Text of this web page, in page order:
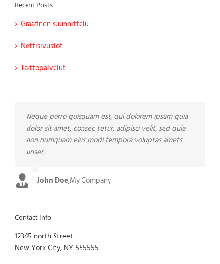
Recent Posts
Graafinen suunnittelu
Nettisivustot
Taittopalvelut
Neque porro quisquam est, qui dolorem ipsum quia
dolor sit amet, consec tetur, adipisci velit, sed quia
non numquam eius modi tempora voluptas amets
unser.
John Doe,My Company
Aliquam erat volutpat. Quisque at est id ligula facilisis
laoreet eget pulvinar nibh. Suspendisse at ultrices
dui. Curabitur ac felis arcu sadips ipsums fugiats
nemis.
Luke Beck,Theme Fusion
Contact Info
12345 north Street
New York City, NY 555555